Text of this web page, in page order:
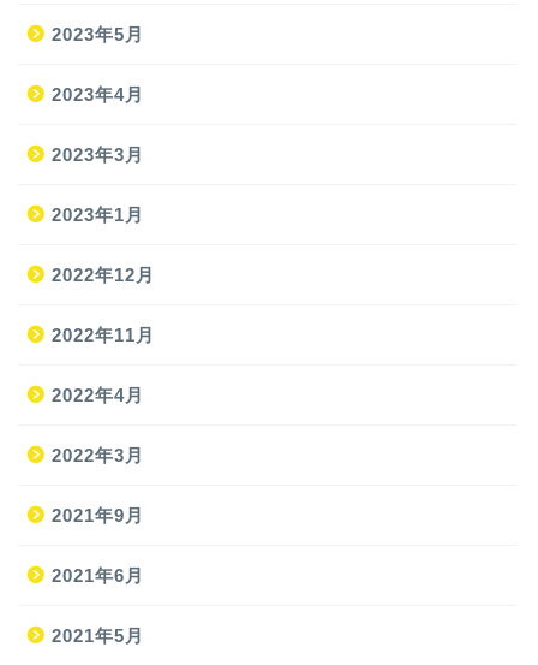
2023年5月
2023年4月
2023年3月
2023年1月
2022年12月
2022年11月
2022年4月
2022年3月
2021年9月
2021年6月
2021年5月